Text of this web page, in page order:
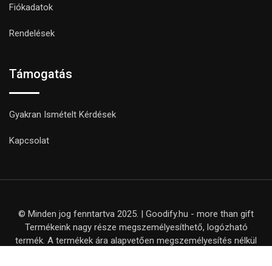
Fiókadatok
Rendelések
Támogatás
Gyakran Ismételt Kérdések
Kapcsolat
© Minden jog fenntartva 2025. | Goodify.hu - more than gift
Termékeink nagy része megszemélyesíthető, logózható
termék. A termékek ára alapvetően megszemélyesítés nélkül